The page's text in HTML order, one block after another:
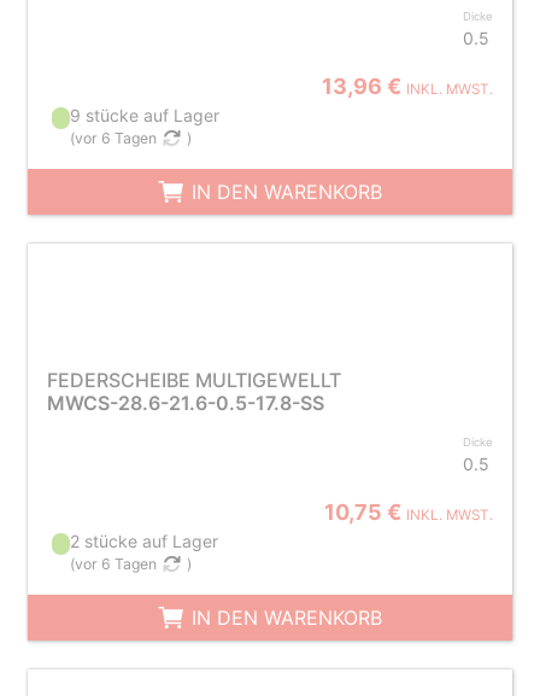
Dicke
0.5
13,96 € INKL. MWST.
9 stücke auf Lager
(vor 6 Tagen )
IN DEN WARENKORB
FEDERSCHEIBE MULTIGEWELLT
MWCS-28.6-21.6-0.5-17.8-SS
Dicke
0.5
10,75 € INKL. MWST.
2 stücke auf Lager
(vor 6 Tagen )
IN DEN WARENKORB